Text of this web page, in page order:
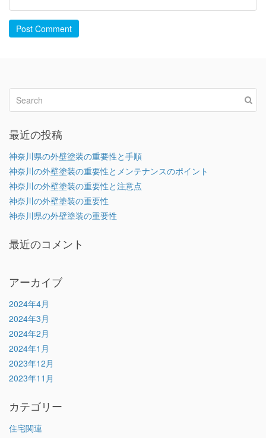
Post Comment
最近の投稿
神奈川県の外壁塗装の重要性と手順
神奈川の外壁塗装の重要性とメンテナンスのポイント
神奈川の外壁塗装の重要性と注意点
神奈川の外壁塗装の重要性
神奈川県の外壁塗装の重要性
最近のコメント
アーカイブ
2024年4月
2024年3月
2024年2月
2024年1月
2023年12月
2023年11月
カテゴリー
住宅関連